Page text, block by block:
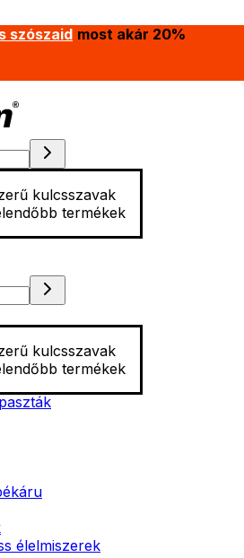
szószaid most akár 20%
kulcsszavak
termékek
kulcsszavak
termékek
élelmiszerek